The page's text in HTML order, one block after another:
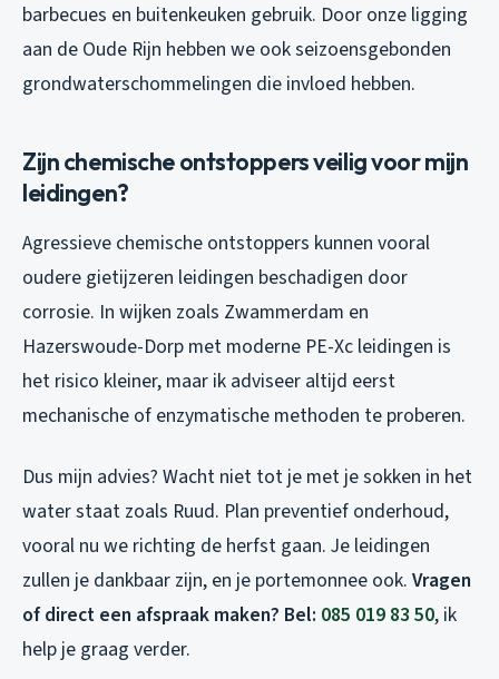
barbecues en buitenkeuken gebruik. Door onze ligging
aan de Oude Rijn hebben we ook seizoensgebonden
grondwaterschommelingen die invloed hebben.
Zijn chemische ontstoppers veilig voor mijn
leidingen?
Agressieve chemische ontstoppers kunnen vooral
oudere gietijzeren leidingen beschadigen door
corrosie. In wijken zoals Zwammerdam en
Hazerswoude-Dorp met moderne PE-Xc leidingen is
het risico kleiner, maar ik adviseer altijd eerst
mechanische of enzymatische methoden te proberen.
Dus mijn advies? Wacht niet tot je met je sokken in het
water staat zoals Ruud. Plan preventief onderhoud,
vooral nu we richting de herfst gaan. Je leidingen
zullen je dankbaar zijn, en je portemonnee ook. Vragen
of direct een afspraak maken? Bel: 085 019 83 50, ik
help je graag verder.